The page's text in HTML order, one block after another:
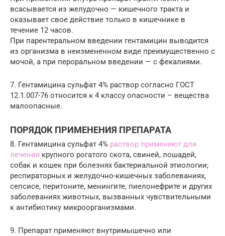
всасывается из желудочно — кишечного тракта и
оказывает свое действие только в кишечнике в
течение 12 часов.
При парентеральном введении гентамицин выводится
из организма в неизмененном виде преимущественно с
мочой, а при пероральном введении — с фекалиями.
7. Гентамицина сульфат 4% раствор согласно ГОСТ
12.1.007-76 относится к 4 классу опасности – вещества
малоопасные.
ПОРЯДОК ПРИМЕНЕНИЯ ПРЕПАРАТА
8. Гентамицина сульфат 4% раствор применяют для
лечения крупного рогатого скота, свиней, лошадей,
собак и кошек при болезнях бактериальной этиологии;
респираторных и желудочно-кишечных заболеваниях,
сепсисе, перитоните, менингите, пиелонефрите и других
заболеваниях животных, вызванных чувствительными
к антибиотику микроорганизмами.
9. Препарат применяют внутримышечно или